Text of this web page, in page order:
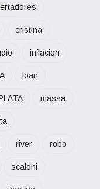
cristina
inflacion
loan
massa
river robo
scaloni